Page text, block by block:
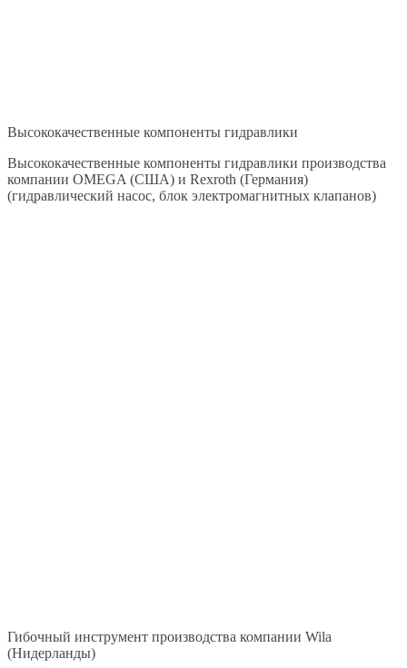
Высококачественные компоненты гидравлики
Высококачественные компоненты гидравлики производства
компании OMEGA (США) и Rexroth (Германия)
(гидравлический насос, блок электромагнитных клапанов)
Гибочный инструмент производства компании Wila
(Нидерланды)